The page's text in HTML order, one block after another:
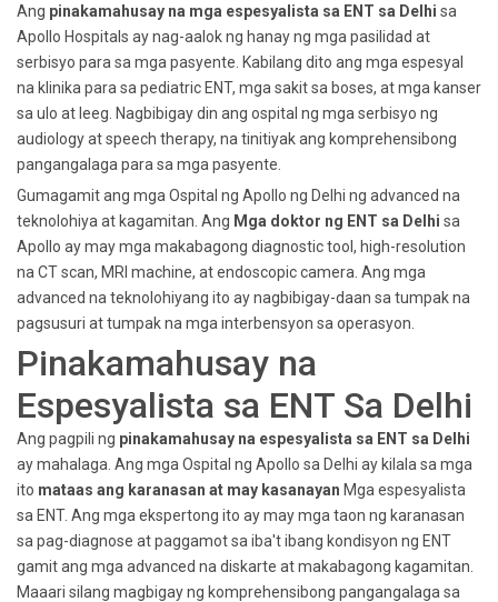
Ang pinakamahusay na mga espesyalista sa ENT sa Delhi sa
Apollo Hospitals ay nag-aalok ng hanay ng mga pasilidad at
serbisyo para sa mga pasyente. Kabilang dito ang mga espesyal
na klinika para sa pediatric ENT, mga sakit sa boses, at mga kanser
sa ulo at leeg. Nagbibigay din ang ospital ng mga serbisyo ng
audiology at speech therapy, na tinitiyak ang komprehensibong
pangangalaga para sa mga pasyente.
Gumagamit ang mga Ospital ng Apollo ng Delhi ng advanced na
teknolohiya at kagamitan. Ang Mga doktor ng ENT sa Delhi sa
Apollo ay may mga makabagong diagnostic tool, high-resolution
na CT scan, MRI machine, at endoscopic camera. Ang mga
advanced na teknolohiyang ito ay nagbibigay-daan sa tumpak na
pagsusuri at tumpak na mga interbensyon sa operasyon.
Pinakamahusay na
Espesyalista sa ENT Sa Delhi
Ang pagpili ng pinakamahusay na espesyalista sa ENT sa Delhi
ay mahalaga. Ang mga Ospital ng Apollo sa Delhi ay kilala sa mga
ito mataas ang karanasan at may kasanayan Mga espesyalista
sa ENT. Ang mga ekspertong ito ay may mga taon ng karanasan
sa pag-diagnose at paggamot sa iba't ibang kondisyon ng ENT
gamit ang mga advanced na diskarte at makabagong kagamitan.
Maaari silang magbigay ng komprehensibong pangangalaga sa